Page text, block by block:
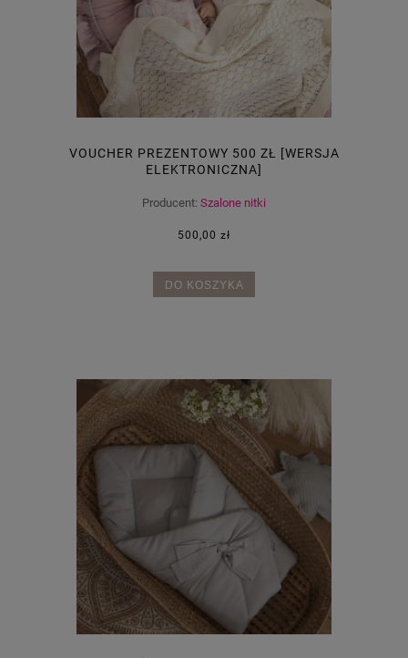
VOUCHER PREZENTOWY 500 ZŁ [WERSJA
ELEKTRONICZNA]
Producent: Szalone nitki
500,00 zł
DO KOSZYKA